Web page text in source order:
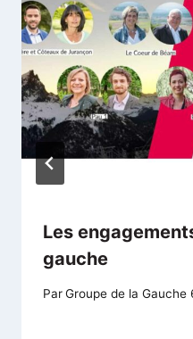
Les
gauche
ParGroupe de la Gauche